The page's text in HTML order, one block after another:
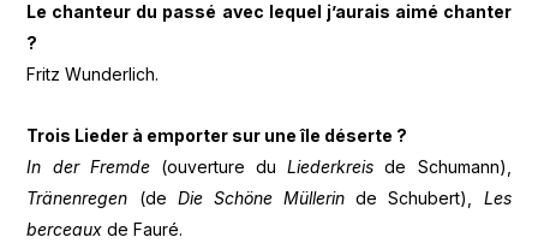
Le chanteur du passé avec lequel j’aurais aimé chanter
?
Fritz Wunderlich.
Trois Lieder à emporter sur une île déserte ?
In der Fremde(ouverture duLiederkreis de Schumann),
Tränenregen (de Die Schöne Müllerin de Schubert), Les
berceaux de Fauré.